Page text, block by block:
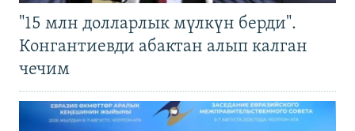
"15 млн долларлык мүлкүн берди".
Конгантиевди абактан алып калган
чечим